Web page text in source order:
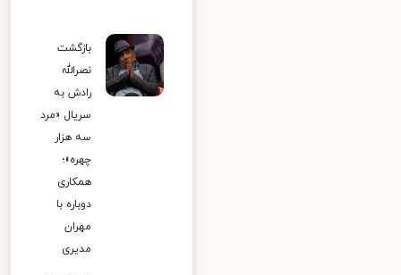
بازگشت
نصرالله
رادش به
سریال «مرد
سه هزار
چهره»؛
همکاری
دوباره با
مهران
مدیری